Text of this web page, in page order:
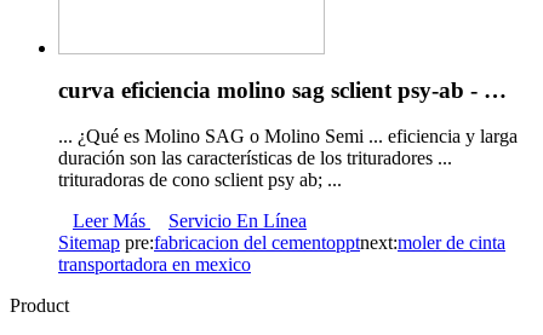
curva eficiencia molino sag sclient psy-ab - …
... ¿Qué es Molino SAG o Molino Semi ... eficiencia y larga
duración son las características de los trituradores ...
trituradoras de cono sclient psy ab; ...
Leer Más
Servicio En Línea
Sitemap pre:fabricacion del cementopptnext:moler de cinta
transportadora en mexico
Product